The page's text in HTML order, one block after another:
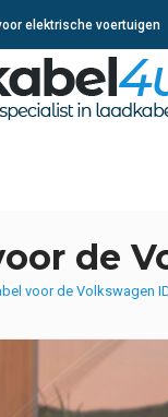
elektrische voertuigen
de
voor de Volkswagen